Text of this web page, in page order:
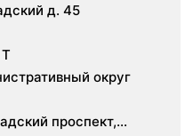
д. 45
округ
проспект,